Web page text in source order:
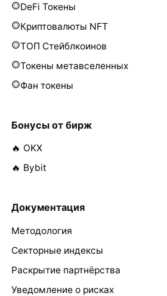
DeFi Токены
Криптовалюты NFT
ТОП Стейблкоинов
Токены метавселенных
Фан токены
Бонусы от бирж
🔥 OKX
🔥 Bybit
Документация
Методология
Секторные индексы
Раскрытие партнёрства
Уведомление о рисках